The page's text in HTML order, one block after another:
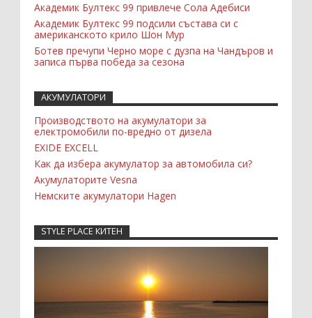
Академик Бултекс 99 привлече Сола Адебиси
Академик Бултекс 99 подсили състава си с
американското крило Шон Мур
Ботев пречупи Черно море с дузпа на Чандъров и
записа първа победа за сезона
АКУМУЛАТОРИ
Производството на акумулатори за
електромобили по-вредно от дизела
EXIDE EXCELL
Как да избера акумулатор за автомобила си?
Акумулаторите Vesna
Немските акумулатори Hagen
STYLE PLACE КИТЕН